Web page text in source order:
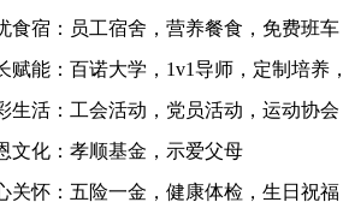
食宿：员工宿舍，营养餐食，免费班车
赋能：百诺大学，1v1导师，定制培养
生活：工会活动，党员活动，运动协
文化：孝顺基金，示爱父母
关怀：五险一金，健康体检，生日祝